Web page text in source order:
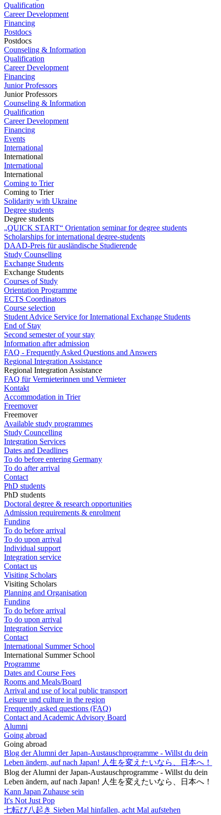
Qualification
Career Development
Financing
Postdocs
Postdocs
Counseling & Information
Qualification
Career Development
Financing
Junior Professors
Junior Professors
Counseling & Information
Qualification
Career Development
Financing
Events
International
International
International
International
Coming to Trier
Coming to Trier
Solidarity with Ukraine
Degree students
Degree students
„QUICK START“ Orientation seminar for degree students
Scholarships for international degree-students
DAAD-Preis für ausländische Studierende
Study Counselling
Exchange Students
Exchange Students
Courses of Study
Orientation Programme
ECTS Coordinators
Course selection
Student Advice Service for International Exchange Students
End of Stay
Second semester of your stay
Information after admission
FAQ - Frequently Asked Questions and Answers
Regional Integration Assistance
Regional Integration Assistance
FAQ für Vermieterinnen und Vermieter
Kontakt
Accommodation in Trier
Freemover
Freemover
Available study programmes
Study Councelling
Integration Services
Dates and Deadlines
To do before entering Germany
To do after arrival
Contact
PhD students
PhD students
Doctoral degree & research opportunities
Admission requirements & enrolment
Funding
To do before arrival
To do upon arrival
Individual support
Integration service
Contact us
Visiting Scholars
Visiting Scholars
Planning and Organisation
Funding
To do before arrival
To do upon arrival
Integration Service
Contact
International Summer School
International Summer School
Programme
Dates and Course Fees
Rooms and Meals/Board
Arrival and use of local public transport
Leisure und culture in the region
Frequently asked questions (FAQ)
Contact and Academic Advisory Board
Alumni
Going abroad
Going abroad
Blog der Alumni der Japan-Austauschprogramme - Willst du dein
Leben ändern, auf nach Japan! 人生を変えたいなら、日本へ！
Blog der Alumni der Japan-Austauschprogramme - Willst du dein
Leben ändern, auf nach Japan! 人生を変えたいなら、日本へ！
Kann Japan Zuhause sein
It's Not Just Pop
七転び八起き Sieben Mal hinfallen, acht Mal aufstehen